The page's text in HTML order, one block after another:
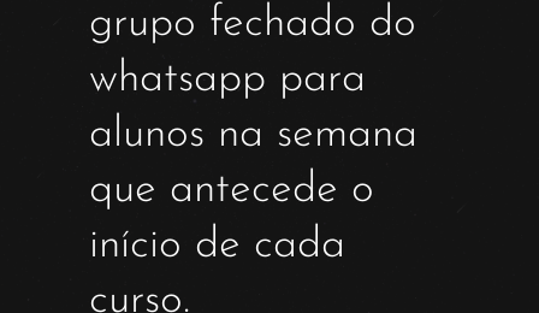
grupo fechado do
whatsapp para
alunos na semana
que antecede o
início de cada
curso.